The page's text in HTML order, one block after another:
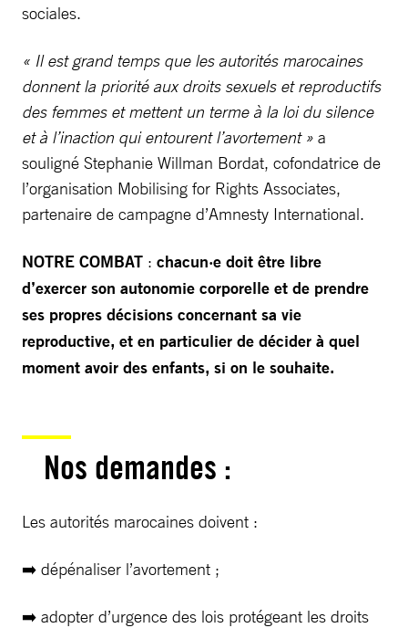
sociales.
« Il est grand temps que les autorités marocaines
donnent la priorité aux droits sexuels et reproductifs
des femmes et mettent un terme à la loi du silence
et à l’inaction qui entourent l’avortement » a
souligné Stephanie Willman Bordat, cofondatrice de
l’organisation Mobilising for Rights Associates,
partenaire de campagne d’Amnesty International.
NOTRE COMBAT : chacun·e doit être libre
d’exercer son autonomie corporelle et de prendre
ses propres décisions concernant sa vie
reproductive, et en particulier de décider à quel
moment avoir des enfants, si on le souhaite.
Nos demandes :
Les autorités marocaines doivent :
➡️ dépénaliser l’avortement ;
➡️ adopter d’urgence des lois protégeant les droits